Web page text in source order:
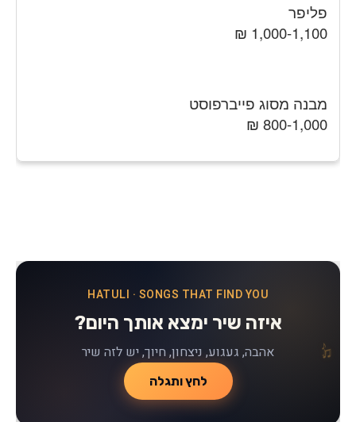
פליפר
1,000-1,100 ₪
מבנה מסוג פייברפוסט
800-1,000 ₪
♪
♫
♪
♫
HATULI · SONGS THAT FIND YOU
איזה שיר ימצא אותך היום?
אהבה, געגוע, ניצחון, חיוך, יש לזה שיר
לחץ ותגלה